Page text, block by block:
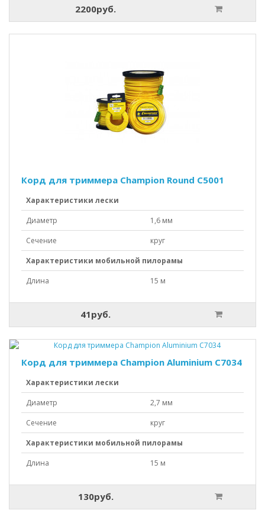
2200руб.
Корд для триммера Champion Round C5001
Характеристики лески
Диаметр
1,6 мм
Сечение
круг
Характеристики мобильной пилорамы
Длина
15 м
41руб.
Корд для триммера Champion Aluminium C7034
Характеристики лески
Диаметр
2,7 мм
Сечение
круг
Характеристики мобильной пилорамы
Длина
15 м
130руб.